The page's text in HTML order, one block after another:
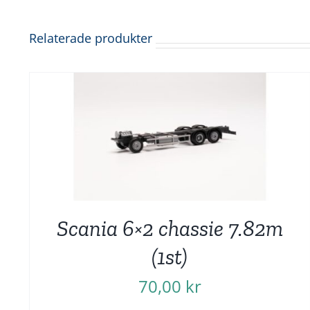
Relaterade produkter
Scania 6×2 chassie 7.82m
(1st)
70,00 kr